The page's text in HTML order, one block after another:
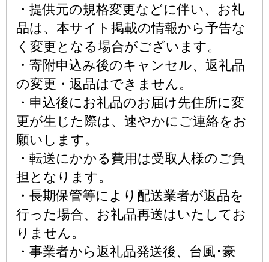
・提供元の規格変更などに伴い、お礼
品は、本サイト掲載の情報から予告な
く変更となる場合がございます。
・寄附申込み後のキャンセル、返礼品
の変更・返品はできません。
・申込後にお礼品のお届け先住所に変
更が生じた際は、速やかにご連絡をお
願いします。
・転送にかかる費用は受取人様のご負
担となります。
・長期保管等により配送業者が返品を
行った場合、お礼品再送はいたしてお
りません。
・事業者から返礼品発送後、台風･豪